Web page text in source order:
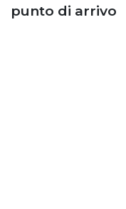
punto di arrivo